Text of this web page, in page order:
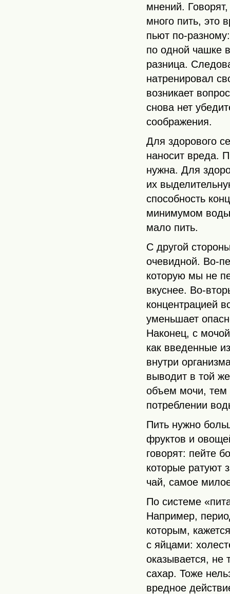
мнений.
много пить, это
пьют по-
по одной чашке
разница.
натренировал
возникает
снова нет
соображения.
Для здорового
наносит вреда.
нужна. Для
их
способность
минимумом
мало пить.
С другой
очевидной. Во-
которую мы не
вкуснее. Во-
концентрацией
уменьшает
Наконец, с
как введенные
внутри
выводит в той
объем мочи, тем
потреблении
Пить нужно
фруктов и
говорят: пейте
которые ратуют
чай, самое
По системе
Например,
которым,
с яйцами:
оказывается, не
сахар. Тоже
вредное